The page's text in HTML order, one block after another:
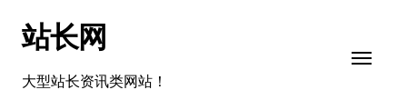
站长网
大型站长资讯类网站！